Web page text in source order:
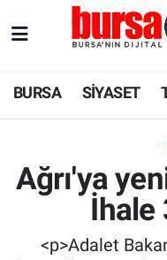
BURSA SİYASET
Ağrı'ya
İhale
<p>Adalet
EKONOMİ
Süper Lig Puan
Tüm Manşetler